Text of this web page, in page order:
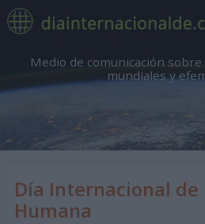
Medio de comunicación
mundiales y
Día Internacional de
Humana